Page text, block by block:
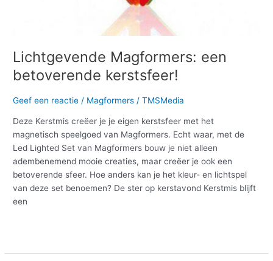
Lichtgevende Magformers: een
betoverende kerstsfeer!
Geef een reactie / Magformers /TMSMedia
Deze Kerstmis creëer je je eigen kerstsfeer met het
magnetisch speelgoed van Magformers. Echt waar, met de
Led Lighted Set van Magformers bouw je niet alleen
adembenemend mooie creaties, maar creëer je ook een
betoverende sfeer. Hoe anders kan je het kleur- en lichtspel
van deze set benoemen? De ster op kerstavond Kerstmis blijft
een